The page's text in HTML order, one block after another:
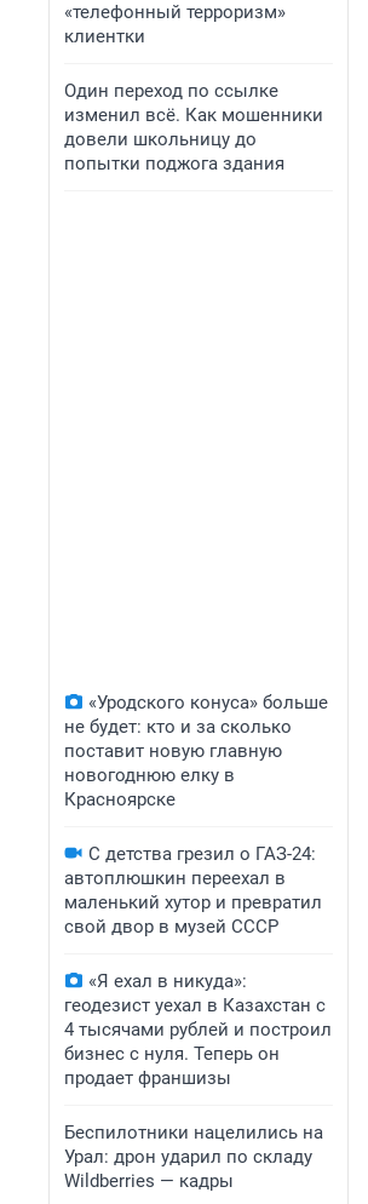
«телефонный терроризм»
клиентки
Один переход по ссылке
изменил всё. Как мошенники
довели школьницу до
попытки поджога здания
«Уродского конуса» больше
не будет: кто и за сколько
поставит новую главную
новогоднюю елку в
Красноярске
С детства грезил о ГАЗ-24:
автоплюшкин переехал в
маленький хутор и превратил
свой двор в музей СССР
«Я ехал в никуда»:
геодезист уехал в Казахстан с
4 тысячами рублей и построил
бизнес с нуля. Теперь он
продает франшизы
Беспилотники нацелились на
Урал: дрон ударил по складу
Wildberries — кадры